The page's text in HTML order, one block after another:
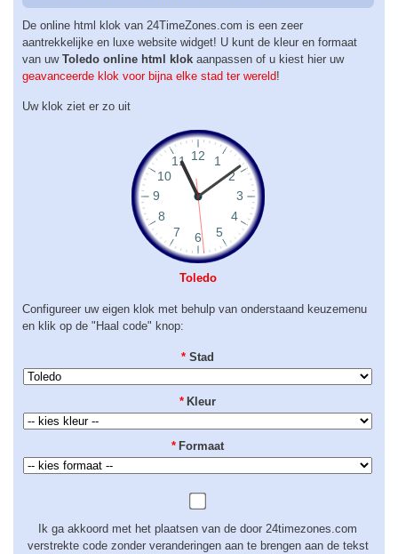
De online html klok van 24TimeZones.com is een zeer
aantrekkelijke en luxe website widget! U kunt de kleur en formaat
van uw Toledo online html klok aanpassen of u kiest hier uw
geavanceerde klok voor bijna elke stad ter wereld!
Uw klok ziet er zo uit
Toledo
Configureer uw eigen klok met behulp van onderstaand keuzemenu
en klik op de "Haal code" knop:
* Stad
* Kleur
* Formaat
Ik ga akkoord met het plaatsen van de door 24timezones.com
verstrekte code zonder veranderingen aan te brengen aan de tekst